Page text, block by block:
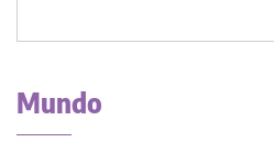
Mundo